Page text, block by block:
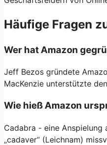
Häufige Fragen
Wer hat Amazon
Jeff Bezos gründete
MacKenzie unterstützte
Wie hieß Amazon
Cadabra - eine Anspielung
„cadaver“ (Leichnam)